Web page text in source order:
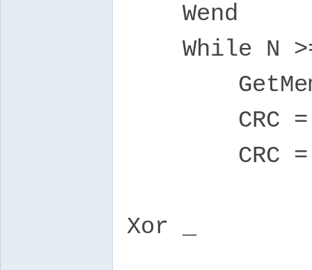
Wend
While N >=
CRC =
CRC =
Xor _